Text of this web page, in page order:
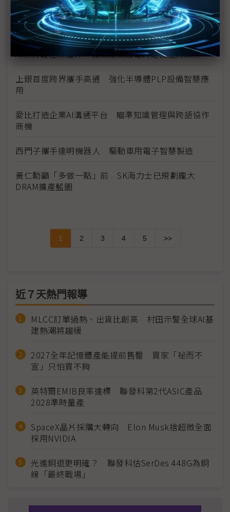
（獨家）NVIDIA AI伺服器架構散熱趨彈性 兩片式均
熱片朝「可拆卸」方向設計
AI熱打破產業疆界 機殼廠晟銘電跨足機櫃與散熱
上銀首度跨界攜手高通 強化半導體PLP設備智慧應
用
愛比打造企業AI溝通平台 瞄準知識管理與跨語協作
商機
西門子攜手達明機器人 驅動車用電子智慧製造
黃仁勳籲「多做一點」前 SK海力士已規劃龐大
DRAM擴產藍圖
1 2 3 4 5 >>
近７天熱門報導
MLCC訂單過熱、出貨比創高 村田示警全球AI基
建熱潮將趨緩
2027全年記憶體產能提前售罄 買家「祕而不
宣」只怕買不夠
英特爾EMIB良率達標 聯發科第2代ASIC產品
2028準時量產
SpaceX晶片採購大轉向 Elon Musk捨超微全面
採用NVIDIA
光進銅退更明確？ 聯發科估SerDes 448G為銅
線「最終戰場」